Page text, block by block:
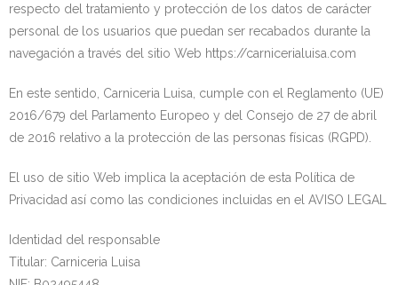
contacto
respecto del tratamiento y protección de los datos de carácter
personal de los usuarios que puedan ser recabados durante la
navegación a través del sitio Web https://carnicerialuisa.com
En este sentido, Carniceria Luisa, cumple con el Reglamento (UE)
2016/679 del Parlamento Europeo y del Consejo de 27 de abril
de 2016 relativo a la protección de las personas físicas (RGPD).
El uso de sitio Web implica la aceptación de esta Política de
Privacidad así como las condiciones incluidas en el AVISO LEGAL
Identidad del responsable
Titular: Carniceria Luisa